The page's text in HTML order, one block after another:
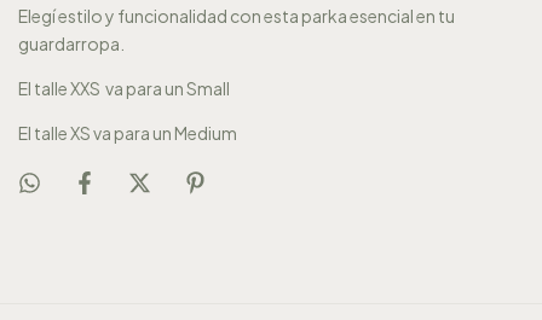
Elegí estilo y funcionalidad con esta parka esencial en tu
guardarropa.
El talle XXS va para un Small
El talle XS va para un Medium